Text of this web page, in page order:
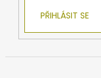
PŘIHLÁSIT SE